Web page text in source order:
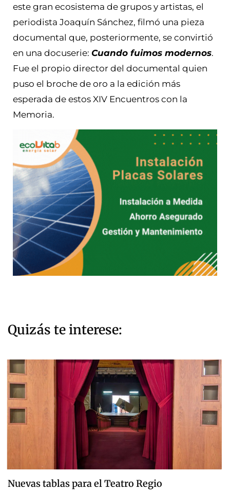
este gran ecosistema de grupos y artistas, el
periodista Joaquín Sánchez, filmó una pieza
documental que, posteriormente, se convirtió
en una docuserie: Cuando fuimos modernos.
Fue el propio director del documental quien
puso el broche de oro a la edición más
esperada de estos XIV Encuentros con la
Memoria.
Quizás te interese:
Nuevas tablas para el Teatro Regio